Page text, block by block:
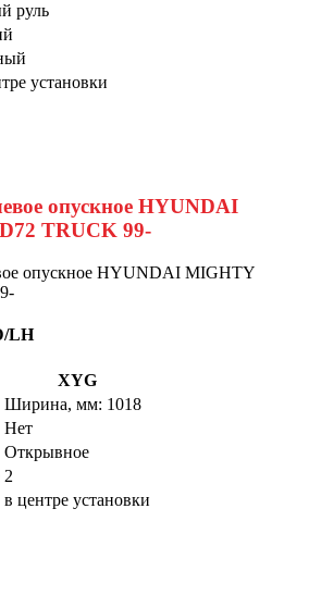
руль
установки
опускное HYUNDAI
TRUCK 99-
LH
XYG
Ширина, мм: 1018
Нет
Открывное
2
в центре установки